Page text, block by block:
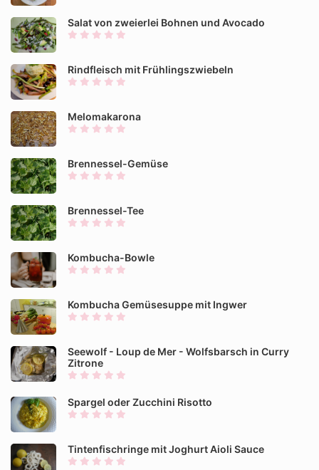
Salat von zweierlei Bohnen und Avocado
Rindfleisch mit Frühlingszwiebeln
Melomakarona
Brennessel-Gemüse
Brennessel-Tee
Kombucha-Bowle
Kombucha Gemüsesuppe mit Ingwer
Seewolf - Loup de Mer - Wolfsbarsch in Curry
Zitrone
Spargel oder Zucchini Risotto
Tintenfischringe mit Joghurt Aioli Sauce